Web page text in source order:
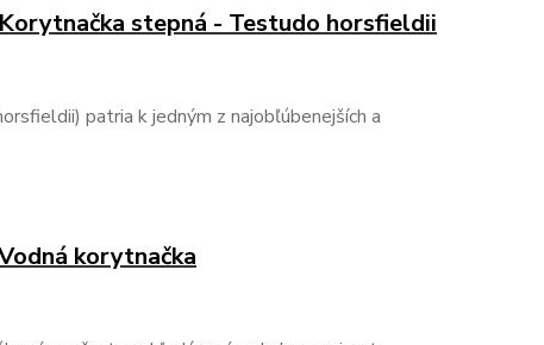
stepná - Testudo horsfieldii
patria k jedným z najobľúbenejších a
korytnačka